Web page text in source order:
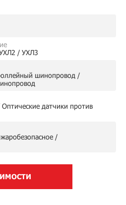
/ УХЛ3
шинопровод /
датчики против
/